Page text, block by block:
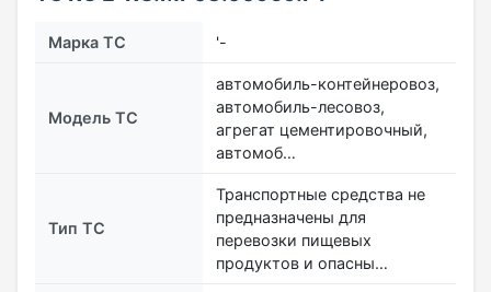
Марка ТС '-
Модель ТС
автомобиль-контейнеровоз,
автомобиль-лесовоз,
агрегат цементировочный,
автомоб…
Тип ТС
Транспортные средства не
предназначены для
перевозки пищевых
продуктов и опасны…